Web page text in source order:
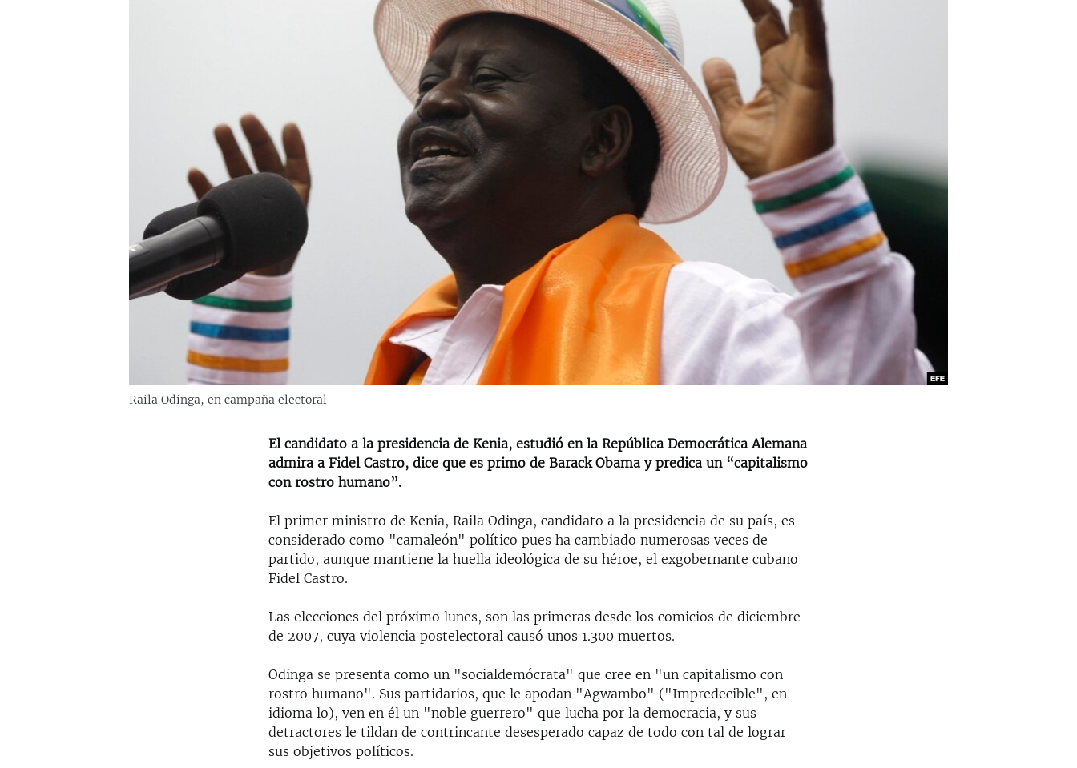
DESINFORMACIÓN RUSA EN
LA INVASIÓN DE RUSIA A UCRANIA
Raila Odinga, en campaña electoral
El candidato a la presidencia de Kenia, estudió en la República Democrática Alemana
admira a Fidel Castro, dice que es primo de Barack Obama y predica un “capitalismo
con rostro humano”.
El primer ministro de Kenia, Raila Odinga, candidato a la presidencia de su país, es
considerado como "camaleón" político pues ha cambiado numerosas veces de
partido, aunque mantiene la huella ideológica de su héroe, el exgobernante cubano
Fidel Castro.
Las elecciones del próximo lunes, son las primeras desde los comicios de diciembre
de 2007, cuya violencia postelectoral causó unos 1.300 muertos.
Odinga se presenta como un "socialdemócrata" que cree en "un capitalismo con
rostro humano". Sus partidarios, que le apodan "Agwambo" ("Impredecible", en
idioma lo), ven en él un "noble guerrero" que lucha por la democracia, y sus
detractores le tildan de contrincante desesperado capaz de todo con tal de lograr
sus objetivos políticos.